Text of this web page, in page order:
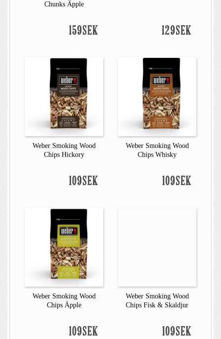
Chunks Äpple
159SEK 129SEK
Weber Smoking Wood
Chips Hickory
109SEK
Weber Smoking Wood
Chips Whisky
109SEK
Weber Smoking Wood
Chips Äpple
109SEK
Weber Smoking Wood
Chips Fisk & Skaldjur
109SEK